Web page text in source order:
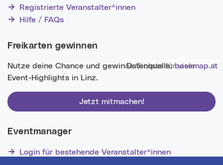
Datenquelle:basemap.at
Registrierte Veranstalter*innen
Hilfe / FAQs
Freikarten gewinnen
Nutze deine Chance und gewinne Tickets für viele
Event-Highlights in Linz.
Jetzt mitmachen!
Eventmanager
Login für bestehende Veranstalter*innen